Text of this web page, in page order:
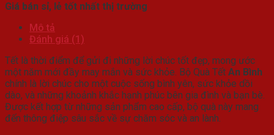
Giá bán sỉ, lẻ tốt nhất thị trường
Mô tả
Đánh giá (1)
Tết là thời điểm để gửi đi những lời chúc tốt đẹp, mong ước
một năm mới đầy may mắn và sức khỏe. Bộ Quà Tết An Bình
chính là lời chúc cho một cuộc sống bình yên, sức khỏe dồi
dào, và những khoảnh khắc hạnh phúc bên gia đình và bạn bè.
Được kết hợp từ những sản phẩm cao cấp, bộ quà này mang
đến thông điệp sâu sắc về sự chăm sóc và an lành.